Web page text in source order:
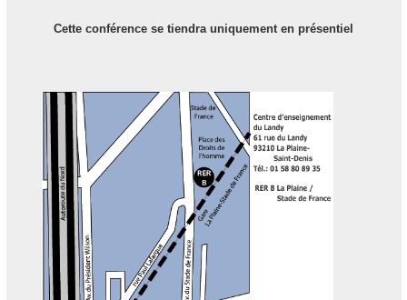
Cette conférence se tiendra uniquement en présentiel